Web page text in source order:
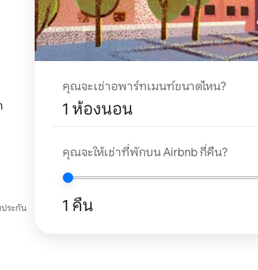
ระกัน
คุณจะเช่าอพาร์ทเมนท์ขนาดไหน?
1 ห้องนอน
คุณจะให้เช่าที่พักบน Airbnb กี่คืน?
1 คืน